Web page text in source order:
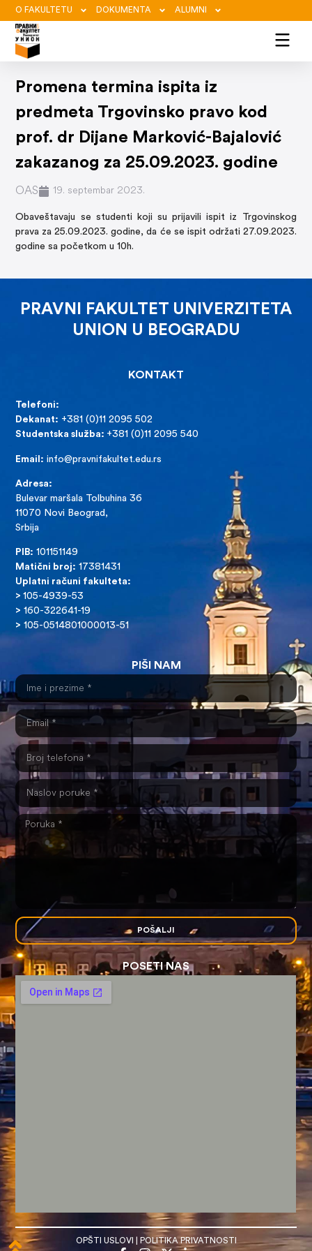
O FAKULTETU DOKUMENTA ALUMNI
Promena termina ispita iz
predmeta Trgovinsko pravo kod
prof. dr Dijane Marković-Bajalović
zakazanog za 25.09.2023. godine
OAS 19. septembar 2023.
Obaveštavaju se studenti koji su prijavili ispit iz Trgovinskog
prava za 25.09.2023. godine, da će se ispit održati 27.09.2023.
godine sa početkom u 10h.
PRAVNI FAKULTET UNIVERZITETA
UNION U BEOGRADU
KONTAKT
Telefoni:
Dekanat: +381 (0)11 2095 502
Studentska služba: +381 (0)11 2095 540
Email: info@pravnifakultet.edu.rs
Adresa:
Bulevar maršala Tolbuhina 36
11070 Novi Beograd,
Srbija
PIB: 101151149
Matični broj: 17381431
Uplatni računi fakulteta:
>105-4939-53
> 160-322641-19
> 105-0514801000013-51
PIŠI NAM
POŠALJI
POSETI NAS
OPŠTI USLOVI POLITIKA PRIVATNOSTI